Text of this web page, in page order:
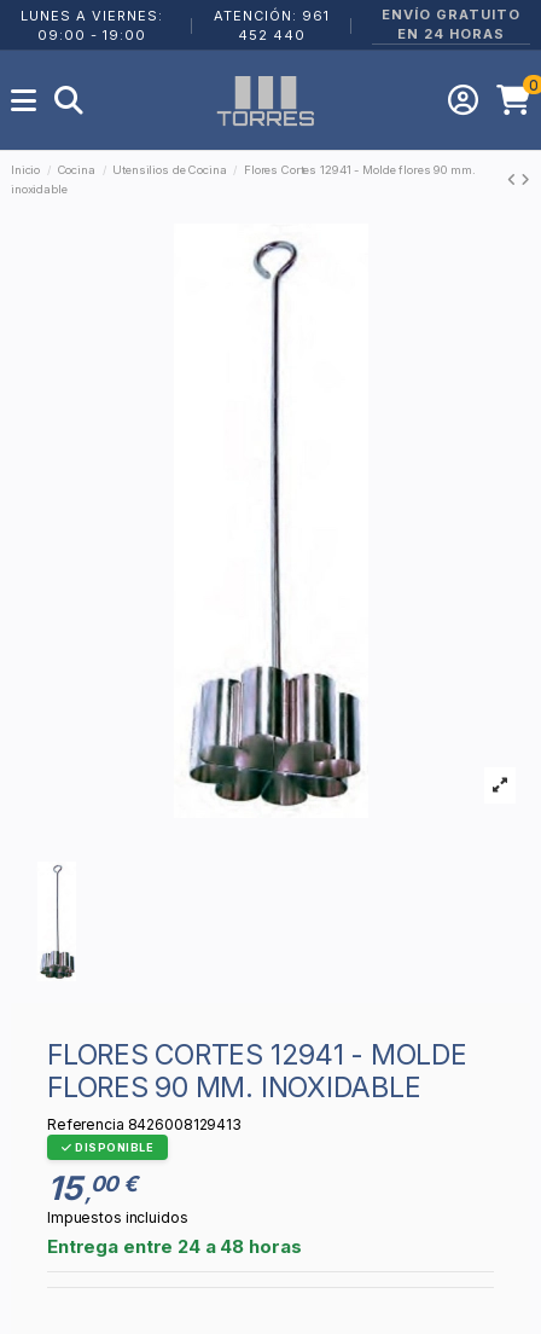
LUNES A VIERNES:
09:00 - 19:00
ATENCIÓN: 961
452 440
ENVÍO GRATUITO
EN 24 HORAS
0
Inicio Cocina Utensilios de Cocina
Flores Cortes 12941 - Molde flores 90 mm.
inoxidable
FLORES CORTES 12941 - MOLDE
FLORES 90 MM. INOXIDABLE
Referencia 8426008129413
DISPONIBLE
15 ,00 €
Impuestos incluidos
Entrega entre 24 a 48 horas